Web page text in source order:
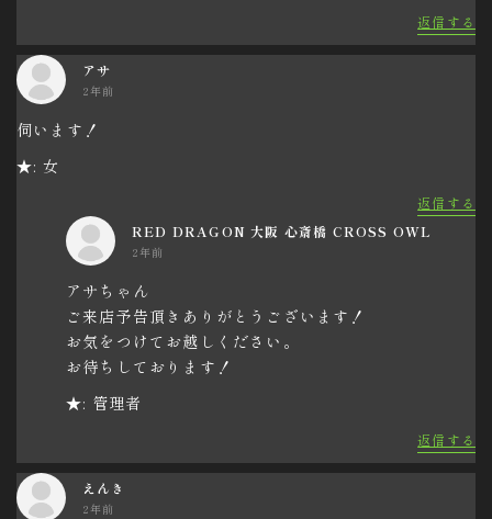
返信する
アサ
2年前
伺います！
★: 女
返信する
RED DRAGON 大阪 心斎橋 CROSS OWL
2年前
アサちゃん
ご来店予告頂きありがとうございます！
お気をつけてお越しください。
お待ちしております！
★: 管理者
返信する
えんき
2年前